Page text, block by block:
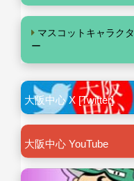
マスコットキャラクタ
ー
大阪中心 X [Twitter]
大阪中心 YouTube